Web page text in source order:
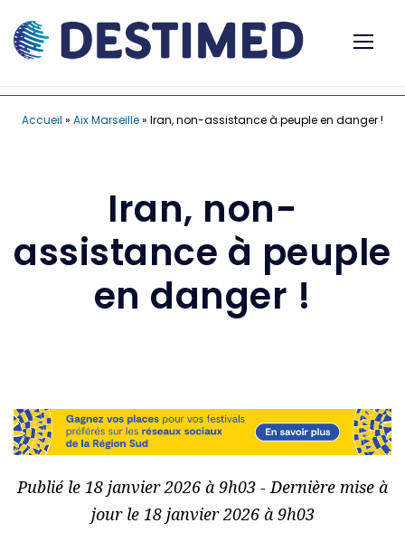
Accueil » Aix Marseille» Iran, non-assistance à peuple en danger !
Iran, non-
assistance à peuple
en danger !
Publié le 18 janvier 2026 à 9h03 - Dernière mise à
jour le 18 janvier 2026 à 9h03